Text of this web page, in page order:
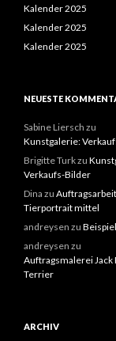
Kalender 2025
Kalender 2025
Kalender 2025
NEUESTE
Sabine Liersch zu
Kunstgalerie:
Brigitte Turkzu
Verkaufs-Bilder
Dina zu Auftragsarbeit
Tierportrait mittel
andreysen zu
andreysen zu
Auftragsmalerei Jack
Terrier
ARCHIV